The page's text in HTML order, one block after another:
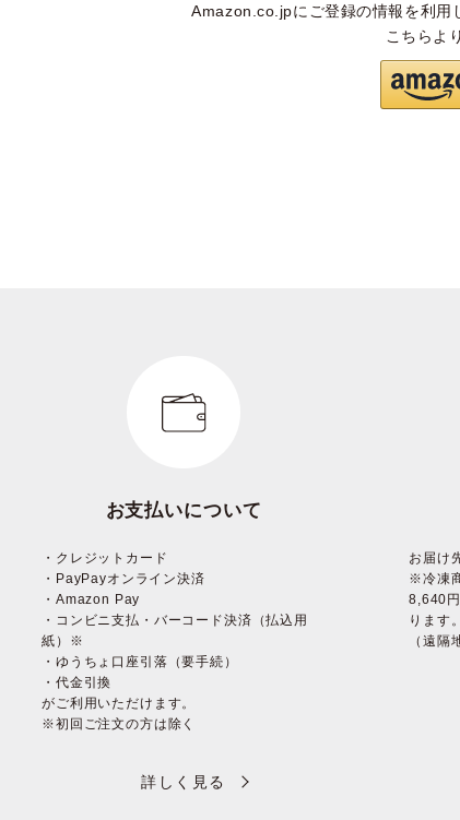
Amazon.co.jpにご登録の情報を利用
こちらよ
お支払いについて
・クレジットカード
・PayPayオンライン決済
・Amazon Pay
・コンビニ支払・バーコード決済（払込用
紙）※
・ゆうちょ口座引落（要手続）
・代金引換
がご利用いただけます。
※初回ご注文の方は除く
詳しく見る
お届け
※冷凍
8,640
ります。
（遠隔